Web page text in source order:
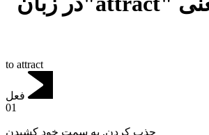
to attract
فعل
01
جذب کردن, به سمت خود کشیدن